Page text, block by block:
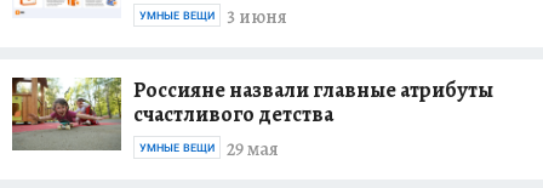
3 июня
УМНЫЕ ВЕЩИ
Россияне назвали главные атрибуты
счастливого детства
29 мая
УМНЫЕ ВЕЩИ